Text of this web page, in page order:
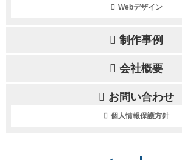
Webデザイン
制作事例
会社概要
お問い合わせ
個人情報保護方針